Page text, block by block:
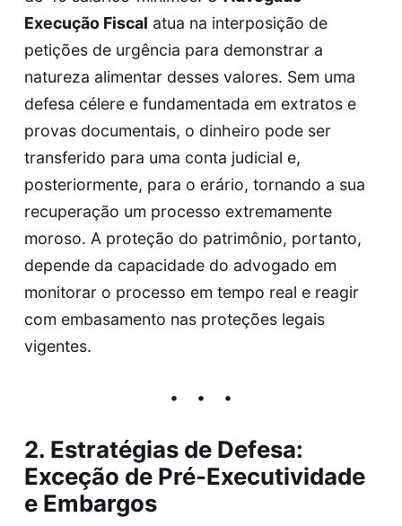
Execução Fiscal atua na interposição de
petições de urgência para demonstrar a
natureza alimentar desses valores. Sem uma
defesa célere e fundamentada em extratos e
provas documentais, o dinheiro pode ser
transferido para uma conta judicial e,
posteriormente, para o erário, tornando a sua
recuperação um processo extremamente
moroso. A proteção do patrimônio, portanto,
depende da capacidade do advogado em
monitorar o processo em tempo real e reagir
com embasamento nas proteções legais
vigentes.
2. Estratégias de Defesa:
Exceção de Pré-Executividade
e Embargos